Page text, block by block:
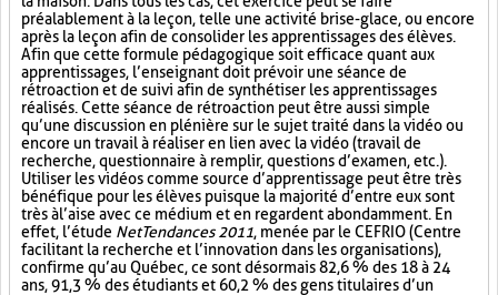
préalablement à la leçon, telle une activité brise-glace, ou encore
après la leçon afin de consolider les apprentissages des élèves.
Afin que cette formule pédagogique soit efficace quant aux
apprentissages, l’enseignant doit prévoir une séance de
rétroaction et de suivi afin de synthétiser les apprentissages
réalisés. Cette séance de rétroaction peut être aussi simple
qu’une discussion en plénière sur le sujet traité dans la vidéo ou
encore un travail à réaliser en lien avec la vidéo (travail de
recherche, questionnaire à remplir, questions d’examen, etc.).
Utiliser les vidéos comme source d’apprentissage peut être très
bénéfique pour les élèves puisque la majorité d’entre eux sont
très à l’aise avec ce médium et en regardent abondamment. En
effet, l’étude NetTendances 2011, menée par le CEFRIO (Centre
facilitant la recherche et l’innovation dans les organisations),
confirme qu’au Québec, ce sont désormais 82,6 % des 18 à 24
ans, 91,3 % des étudiants et 60,2 % des gens titulaires d’un